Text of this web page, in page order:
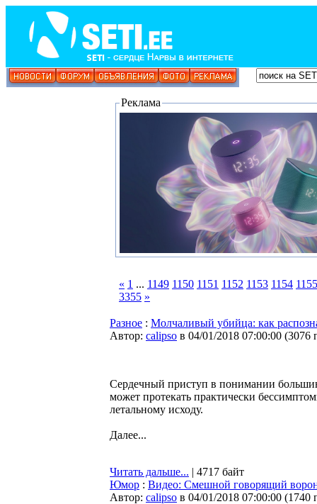
Реклама
« 1 ... 1149 1150 1151 1152 1153 1154 1155
3355 »
Разное : Молчаливый убийца: как
Автор: calipso в 04/01/2018 07:00:00 (3076
Сердечный приступ в понимании
может протекать практически
летальному исходу.
Далее...
Читать дальше... | 4717 байт
Юмор : Видео: Смешной говорящий
Автор: calipso в 04/01/2018 07:00:00 (1740